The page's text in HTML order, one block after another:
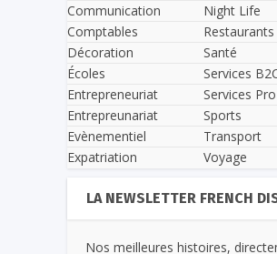
Communication
Comptables
Décoration
Écoles
Entrepreneuriat
Entrepreunariat
Evènementiel
Expatriation
Night Life
Restaurants
Santé
Services
Services Pro
Sports
Transport
Voyage
LA NEWSLETTER FRENCH
Nos meilleures histoires,